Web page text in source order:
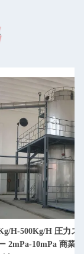
LPGシリーズ 高速
業用 CE 証明書